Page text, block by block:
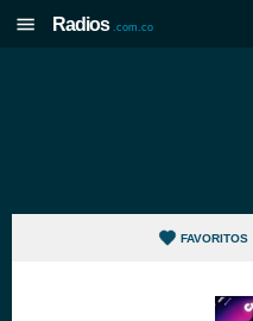
Radios .com.co
FAVORITOS